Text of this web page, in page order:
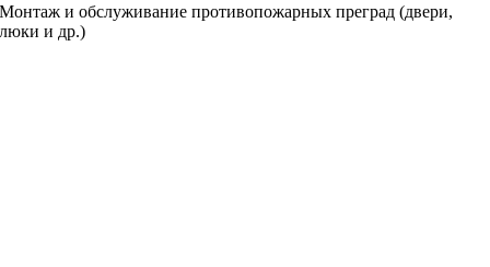
Монтаж и обслуживание противопожарных преград (двери,
люки и др.)